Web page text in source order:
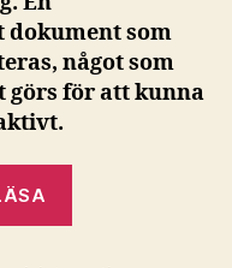
som
något som
görs för att kunna